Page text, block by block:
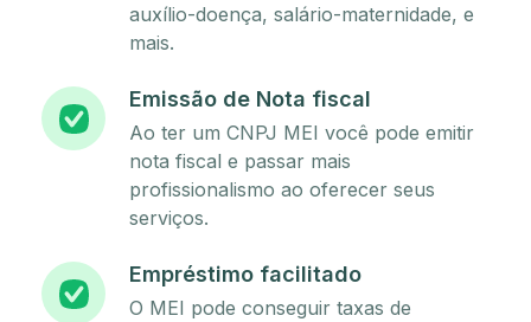
auxílio-doença, salário-maternidade, e
mais.
Emissão de Nota fiscal
Ao ter um CNPJ MEI você pode emitir
nota fiscal e passar mais
profissionalismo ao oferecer seus
serviços.
Empréstimo facilitado
O MEI pode conseguir taxas de